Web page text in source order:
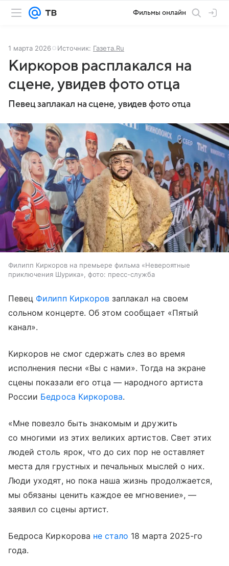
Фильмы онлайн
1 марта 2026 Источник: Газета.Ru
Киркоров расплакался на
сцене, увидев фото отца
Певец заплакал на сцене, увидев фото отца
Филипп Киркоров на премьере фильма «Невероятные
приключения Шурика», фото: пресс-служба
Певец Филипп Киркоров заплакал на своем
сольном концерте. Об этом сообщает «Пятый
канал».
Киркоров не смог сдержать слез во время
исполнения песни «Вы с нами». Тогда на экране
сцены показали его отца — народного артиста
России Бедроса Киркорова.
«Мне повезло быть знакомым и дружить
со многими из этих великих артистов. Свет этих
людей столь ярок, что до сих пор не оставляет
места для грустных и печальных мыслей о них.
Люди уходят, но пока наша жизнь продолжается,
мы обязаны ценить каждое ее мгновение», —
заявил со сцены артист.
Бедроса Киркорова не стало 18 марта 2025-го
года.